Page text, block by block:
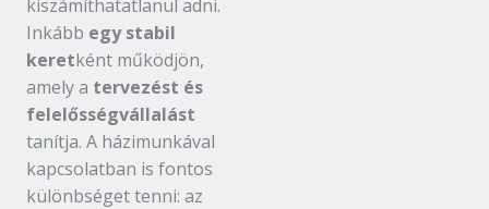
kiszámíthatatlanul adni.
Inkább egy stabil
keretként működjön,
amely a tervezést és
felelősségvállalást
tanítja. A házimunkával
kapcsolatban is fontos
különbséget tenni: az